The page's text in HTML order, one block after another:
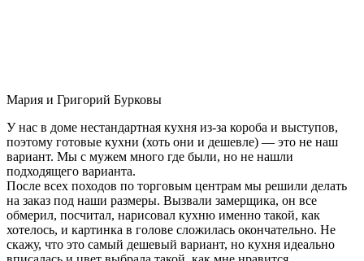
Мария и Григорий Бурковы
У нас в доме нестандартная кухня из-за короба и выступов,
поэтому готовые кухни (хоть они и дешевле) — это не наш
вариант. Мы с мужем много где были, но не нашли
подходящего варианта.
После всех походов по торговым центрам мы решили делать
на заказ под наши размеры. Вызвали замерщика, он все
обмерил, посчитал, нарисовал кухню именно такой, как
хотелось, и картинка в голове сложилась окончательно. Не
скажу, что это самый дешевый вариант, но кухня идеально